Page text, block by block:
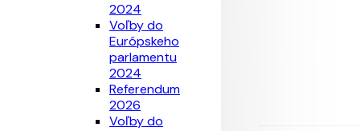
2024
Voľby do
Európskeho
parlamentu
2024
Referendum
2026
Voľby do